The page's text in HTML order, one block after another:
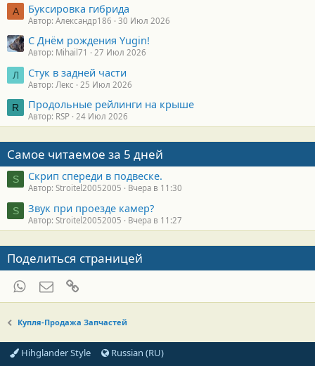
А Буксировка гибрида
Автор: Александр186 30 Июл 2026
С Днём рождения Yugin!
Автор: Mihail71 27 Июл 2026
Л Стук в задней части
Автор: Лекс 25 Июл 2026
R Продольные рейлинги на крыше
Автор: RSP 24 Июл 2026
Самое читаемое за 5 дней
S Скрип спереди в подвеске.
Автор: Stroitel20052005 Вчера в 11:30
S Звук при проезде камер?
Автор: Stroitel20052005 Вчера в 11:27
Поделиться страницей
WhatsAppЭлектронная почта
Купля-Продажа Запчастей
Hihglander Style Russian (RU)